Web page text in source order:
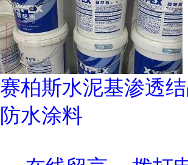
赛柏斯水泥基渗透
防水涂料